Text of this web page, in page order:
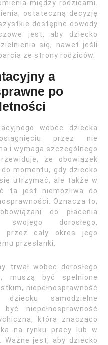
między rodzicami.
ostateczną decyzję
dostępne dowody
jest, aby dziecko
się, nawet jeśli
ze strony rodziców.
a
po
wobec dziecka
przez nie
i wymaga szczególnego
że obowiązek
momentu, gdy dziecko
utrzymać, ale także w
ta jest niemożliwa do
Oznacza to,
do płacenia
dorosłego,
przez cały okres jego
przesłanki.
trwał wobec dorosłego
muszą być spełnione
niepełnosprawność
samodzielne
niepełnosprawność
która znacząco
na rynku pracy lub w
Ważne jest, aby dziecko